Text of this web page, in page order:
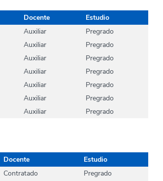
Docente
Estudio
Auxiliar
Pregrado
Auxiliar
Pregrado
Auxiliar
Pregrado
Auxiliar
Pregrado
Auxiliar
Pregrado
Auxiliar
Pregrado
Auxiliar Pregrado
Docente
Estudio
Contratado
Pregrado